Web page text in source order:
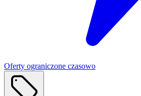
Oferty ograniczone czasowo